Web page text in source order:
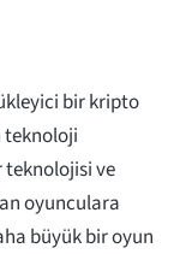
bir kripto
teknoloji
teknolojisi ve
oyunculara
büyük bir oyun